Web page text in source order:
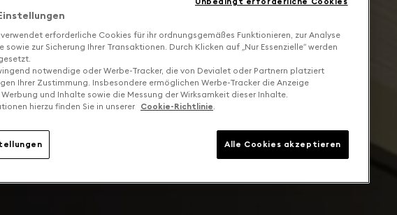
verwendet erforderliche Cookies für ihr ordnungsgemäßes Funktionieren, zur Analyse
sowie zur Sicherung Ihrer Transaktionen. Durch Klicken auf „Nur Essenzielle“ werden
notwendige oder Werbe-Tracker, die von Devialet oder Partnern platziert
Ihrer Zustimmung. Insbesondere ermöglichen Werbe-Tracker die Anzeige
und Inhalte sowie die Messung der Wirksamkeit dieser Inhalte.
hierzu finden Sie in unserer
Cookie-Richtlinie
Alle Cookies akzeptieren